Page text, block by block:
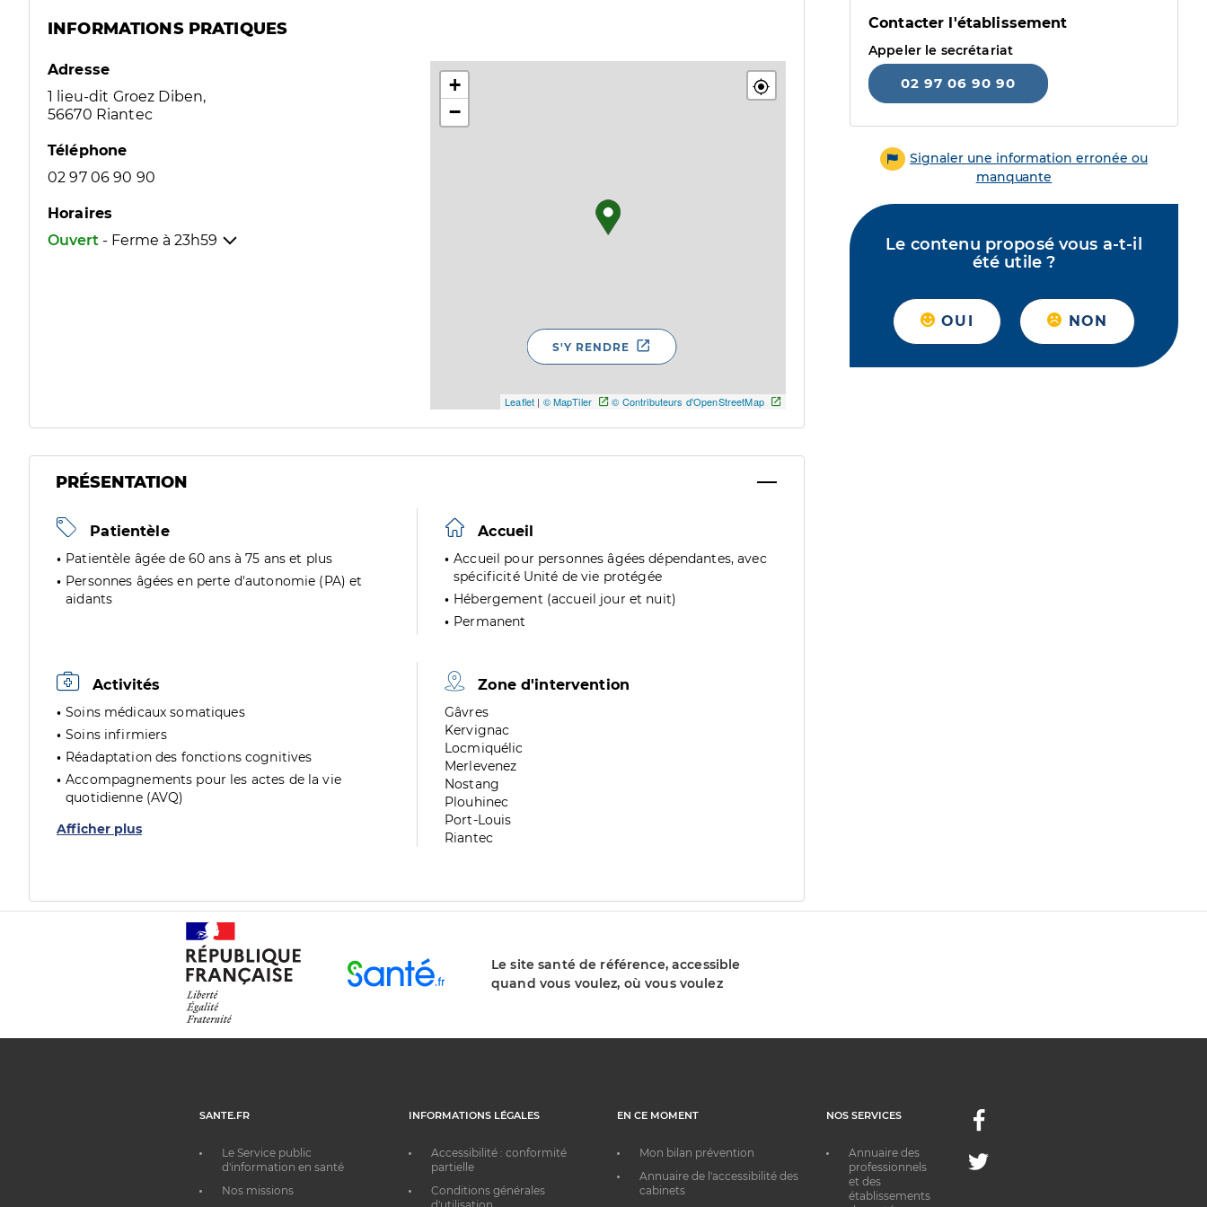
INFORMATIONS PRATIQUES
Adresse
1 lieu-dit Groez Diben,
56670 Riantec
Téléphone
02 97 06 90 90
Horaires
Ouvert - Ferme à 23h59
+
−
Leaflet | © MapTiler © Contributeurs d'OpenStreetMap
S'Y RENDRE
PRÉSENTATION
Patientèle
Patientèle âgée de 60 ans à 75 ans et plus
Personnes âgées en perte d'autonomie (PA) et
aidants
Accueil
Accueil pour personnes âgées dépendantes, avec
spécificité Unité de vie protégée
Hébergement (accueil jour et nuit)
Permanent
Activités
Soins médicaux somatiques
Soins infirmiers
Réadaptation des fonctions cognitives
Accompagnements pour les actes de la vie
quotidienne (AVQ)
Afficher plus
Zone d'intervention
Zone
de
division
Gâvres
Zone
de
division
Kervignac
Zone
de
division
Locmiquélic
Zone
de
division
Merlevenez
Zone
de
division
Nostang
Zone
de
division
Plouhinec
Zone
de
Port-Louis
Zone
Riantec
Contacter l'établissement
Appeler le secrétariat
02 97 06 90 90
Signaler une information erronée ou
manquante
Le contenu proposé vous a-t-il
été utile ?
OUI NON
Le site santé de référence, accessible
quand vous voulez, où vous voulez
SANTE.FR
Le Service public
d'information en santé
Nos missions
INFORMATIONS LÉGALES
Accessibilité : conformité
partielle
Conditions générales
EN CE MOMENT
Mon bilan prévention
Annuaire de l'accessibilité des
cabinets
NOS SERVICES
Annuaire des
professionnels
et des
établissements
Facebook
Twitter